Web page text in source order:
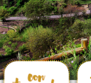
PARROQUIA